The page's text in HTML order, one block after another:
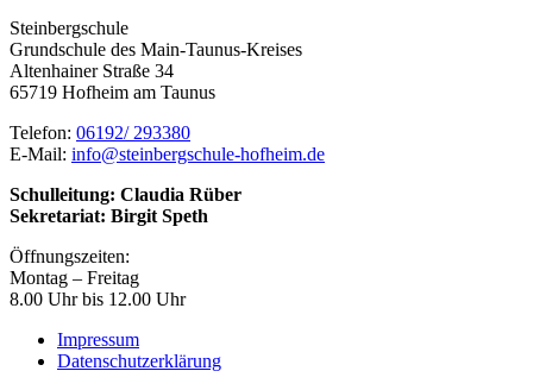
Steinbergschule
Grundschule des Main-Taunus-Kreises
Altenhainer Straße 34
65719 Hofheim am Taunus
Telefon: 06192/ 293380
E-Mail: info@steinbergschule-hofheim.de
Schulleitung: Claudia Rüber
Sekretariat: Birgit Speth
Öffnungszeiten:
Montag – Freitag
8.00 Uhr bis 12.00 Uhr
Impressum
Datenschutzerklärung